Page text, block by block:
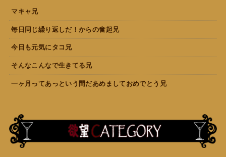
マキャ兄
毎日同じ繰り返しだ！からの奮起兄
今日も元気にタコ兄
そんなこんなで生きてる兄
一ヶ月ってあっという間だあめましておめでとう兄